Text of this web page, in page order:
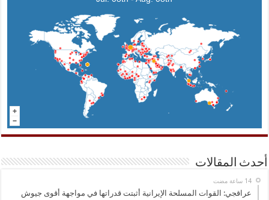
أحدث المقالات
‏14 ساعة مضت
عراقجي: القوات المسلحة الإيرانية أثبتت قدراتها في مواجهة أقوى جيوش